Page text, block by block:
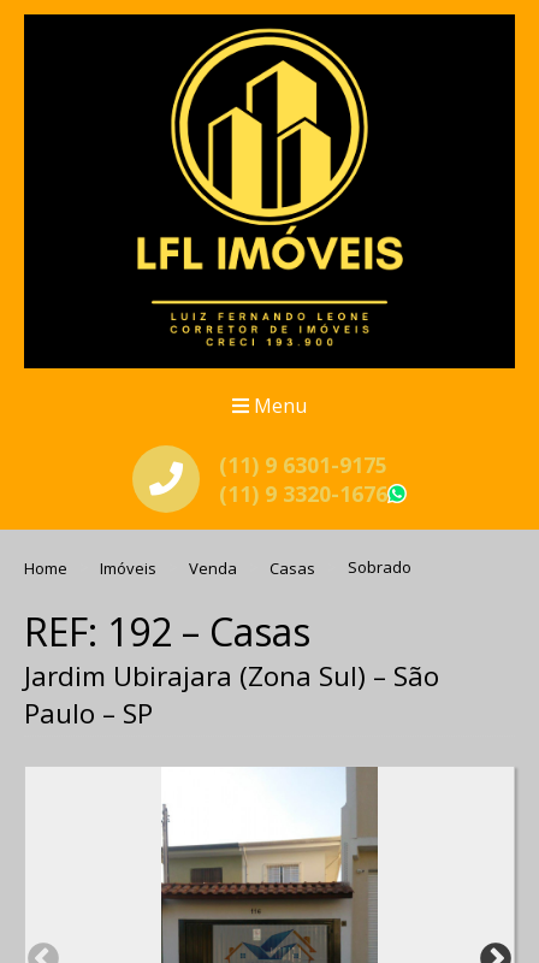
Menu
(11) 9 6301-9175
(11) 9 3320-1676
Home Imóveis Venda Casas Sobrado
REF: 192 – Casas
Jardim Ubirajara (Zona Sul) – São
Paulo – SP